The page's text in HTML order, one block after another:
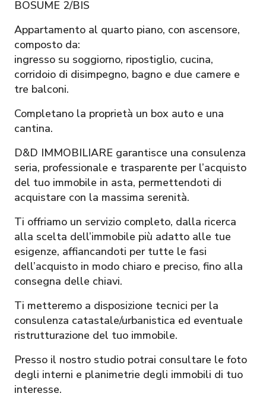
BOSUME 2/BIS
Appartamento al quarto piano, con ascensore,
composto da:
ingresso su soggiorno, ripostiglio, cucina,
corridoio di disimpegno, bagno e due camere e
tre balconi.
Completano la proprietà un box auto e una
cantina.
D&D IMMOBILIARE garantisce una consulenza
seria, professionale e trasparente per l’acquisto
del tuo immobile in asta, permettendoti di
acquistare con la massima serenità.
Ti offriamo un servizio completo, dalla ricerca
alla scelta dell’immobile più adatto alle tue
esigenze, affiancandoti per tutte le fasi
dell’acquisto in modo chiaro e preciso, fino alla
consegna delle chiavi.
Ti metteremo a disposizione tecnici per la
consulenza catastale/urbanistica ed eventuale
ristrutturazione del tuo immobile.
Presso il nostro studio potrai consultare le foto
degli interni e planimetrie degli immobili di tuo
interesse.